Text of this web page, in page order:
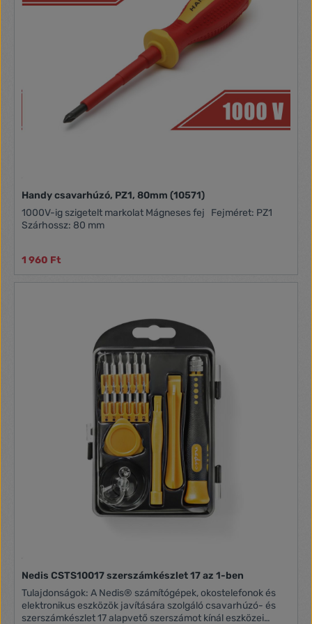
Handy csavarhúzó, PZ1, 80mm (10571)
1000V-ig szigetelt markolat Mágneses fej Fejméret: PZ1
Szárhossz: 80 mm
1 960 Ft
Nedis CSTS10017 szerszámkészlet 17 az 1-ben
Tulajdonságok: A Nedis® számítógépek, okostelefonok és
elektronikus eszközök javítására szolgáló csavarhúzó- és
szerszámkészlet 17 alapvető szerszámot kínál eszközei